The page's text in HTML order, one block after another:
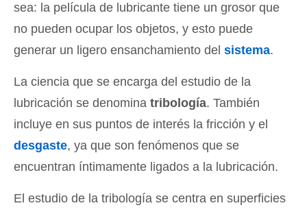
sea: la película de lubricante tiene un grosor que
no pueden ocupar los objetos, y esto puede
generar un ligero ensanchamiento del sistema.
La ciencia que se encarga del estudio de la
lubricación se denomina tribología. También
incluye en sus puntos de interés la fricción y el
desgaste, ya que son fenómenos que se
encuentran íntimamente ligados a la lubricación.
El estudio de la tribología se centra en superficies